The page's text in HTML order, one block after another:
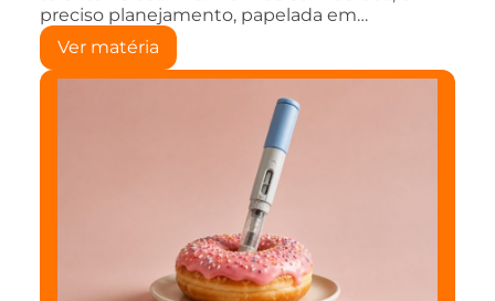
preciso planejamento, papelada em…
Ver matéria